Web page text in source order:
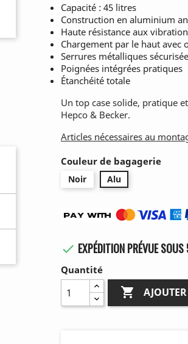
Capacité : 45 litres
Construction en aluminium
Haute résistance aux
Chargement par le haut avec
Serrures métalliques
Poignées intégrées pratiques
Étanchéité totale
Un top case solide, pratique
Hepco & Becker.
Articles nécessaires au
Couleur de bagagerie
Noir Alu
 EXPÉDITION PRÉVUE
Quantité
